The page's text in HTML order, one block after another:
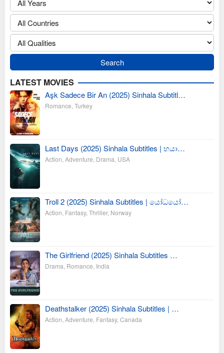
LATEST MOVIES
Aşk Sadece Bir An (2025) Sinhala Subtitl…
Romance Turkey
Last Days (2025) Sinhala Subtitles | භයා…
Action Adventure Drama USA
Troll 2 (2025) Sinhala Subtitles | යෝධයෝ…
Action Fantasy, Thriller, Norway
The Girlfriend (2025) Sinhala Subtitles …
Drama Romance India
Deathstalker (2025) Sinhala Subtitles | …
Action Adventure Fantasy, Canada